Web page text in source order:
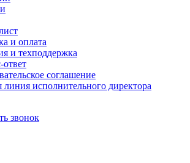
и оплата
и техподдержка
соглашение
линия исполнительного директора
звонок